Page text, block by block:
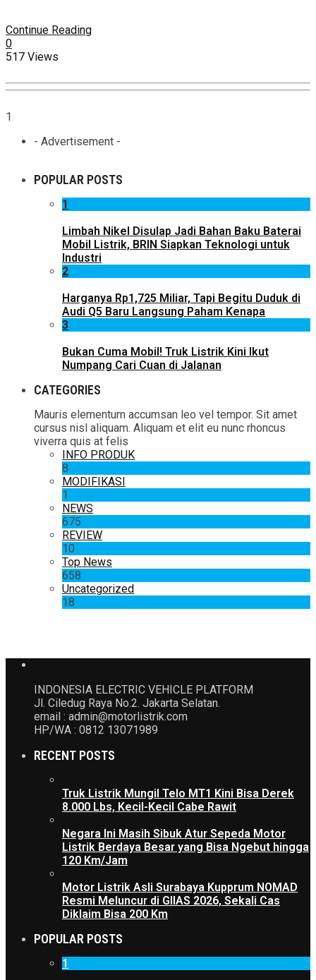
Continue Reading
0
517 Views
1
- Advertisement -
POPULAR POSTS
1
Limbah Nikel Disulap Jadi Bahan Baku Baterai
Mobil Listrik, BRIN Siapkan Teknologi untuk
Industri
2
Harganya Rp1,725 Miliar, Tapi Begitu Duduk di
Audi Q5 Baru Langsung Paham Kenapa
3
Bukan Cuma Mobil! Truk Listrik Kini Ikut
Numpang Cari Cuan di Jalanan
CATEGORIES
Mauris elementum accumsan leo vel tempor. Sit amet
cursus nisl aliquam. Aliquam et elit eu nunc rhoncus
viverra quis at felis
INFO PRODUK
8
MODIFIKASI
1
NEWS
675
REVIEW
10
Top News
658
Uncategorized
18
INDONESIA ELECTRIC VEHICLE PLATFORM
Jl. Ciledug Raya No.2. Jakarta Selatan.
email : admin@motorlistrik.com
HP/WA : 0812 13071989
RECENT POSTS
Truk Listrik Mungil Telo MT1 Kini Bisa Derek
8.000 Lbs, Kecil-Kecil Cabe Rawit
Negara Ini Masih Sibuk Atur Sepeda Motor
Listrik Berdaya Besar yang Bisa Ngebut hingga
120 Km/Jam
Motor Listrik Asli Surabaya Kupprum NOMAD
Resmi Meluncur di GIIAS 2026, Sekali Cas
Diklaim Bisa 200 Km
POPULAR POSTS
1